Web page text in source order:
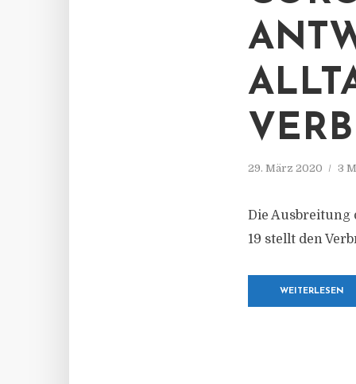
29. März 2020 3
Die Ausbreitung
19 stellt den
WEITERLESEN